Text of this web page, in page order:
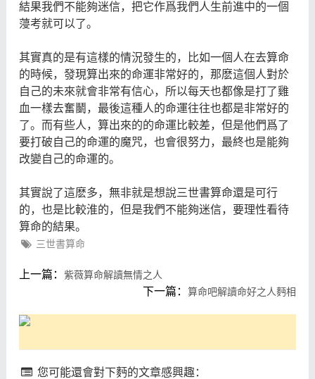
結果我們不能夠迷信，把它作爲我們人生前進中的一個
蓡考就可以了。
其實真的是有這樣的情況發生的，比如一個人在去算命
的時候，發現算出來的命運非常好的，那麽這個人對於
自己的未來就會非常有信心，所以每天也都像是打了雞
血一樣去奮鬭，最後這種人的命運往往也都是非常好的
了。而有些人，算出來的的命運比較差，但是他們爲了
要打破自己的命運的魔咒，也會很努力，最終也是能夠
改變自己的命運的。
其實說了這麽多，無非就是想說三世書算命還是可行
的，也是比較淮的，但是我們不能夠迷信，要理性看待
算命的結果。
三世書算命
上一篇： 紫薇算命解讀無情之人
下一篇：算命吧解讀命好之人麪相
您可能還會對下麪的文章感興趣：